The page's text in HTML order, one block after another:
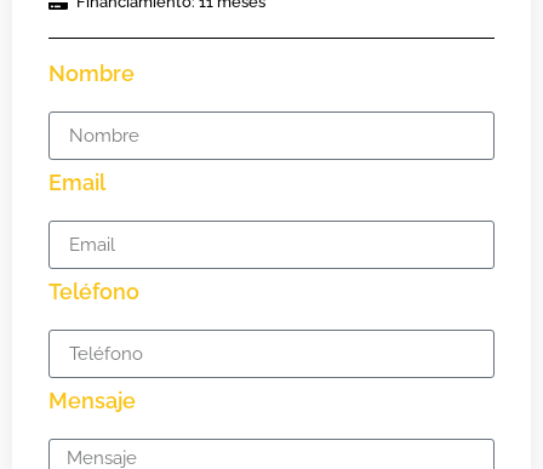
Nombre
Email
Teléfono
Mensaje